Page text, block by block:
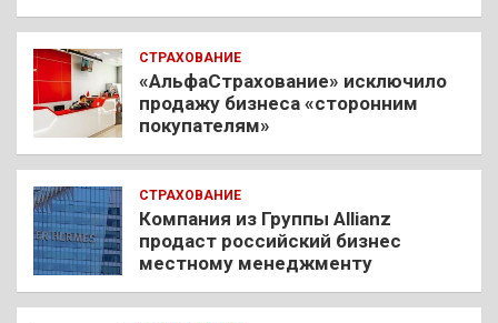
СТРАХОВАНИЕ
«АльфаСтрахование» исключило
продажу бизнеса «сторонним
покупателям»
СТРАХОВАНИЕ
Компания из Группы Allianz
продаст российский бизнес
местному менеджменту